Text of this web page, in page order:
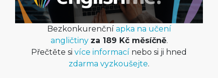
Bezkonkurenční apka na učení
angličtiny za 189 Kč měsíčně.
Přečtěte si více informací nebo si ji hned
zdarma vyzkoušejte.